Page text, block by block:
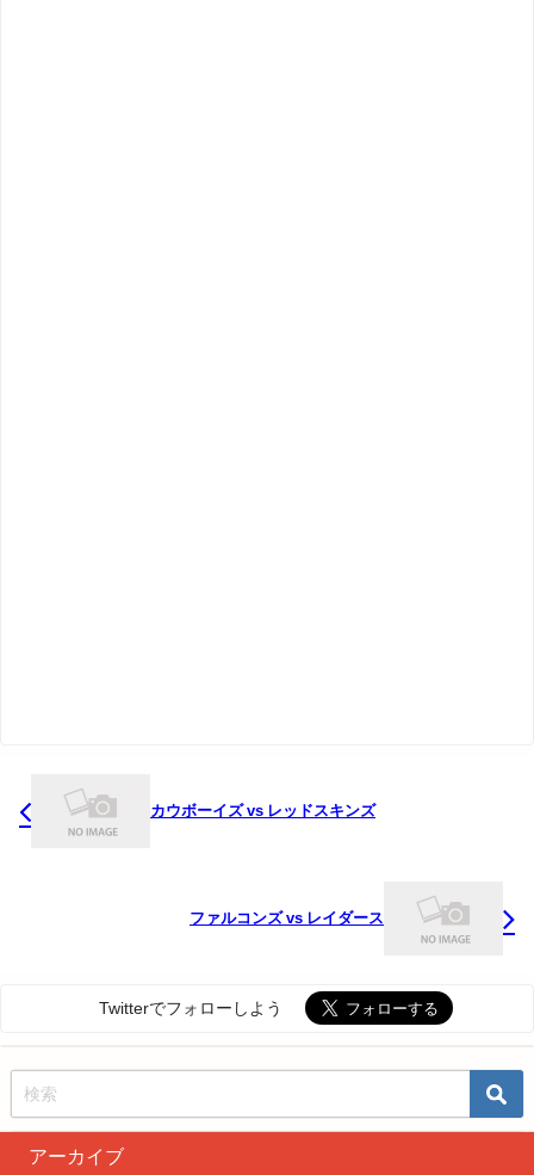
カウボーイズ vs レッドスキンズ
ファルコンズ vs レイダース
Twitterでフォローしよう
アーカイブ